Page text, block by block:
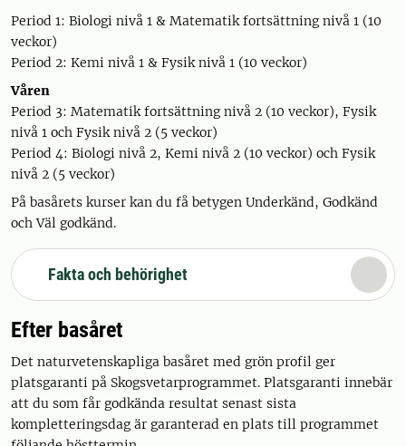
Period 1: Biologi nivå 1 & Matematik fortsättning nivå 1 (10
veckor)
Period 2: Kemi nivå 1 & Fysik nivå 1 (10 veckor)
Våren
Period 3: Matematik fortsättning nivå 2 (10 veckor), Fysik
nivå 1 och Fysik nivå 2 (5 veckor)
Period 4: Biologi nivå 2, Kemi nivå 2 (10 veckor) och Fysik
nivå 2 (5 veckor)
På basårets kurser kan du få betygen Underkänd, Godkänd
och Väl godkänd.
Fakta och behörighet
Efter basåret
Det naturvetenskapliga basåret med grön profil ger
platsgaranti på Skogsvetarprogrammet. Platsgaranti innebär
att du som får godkända resultat senast sista
kompletteringsdag är garanterad en plats till programmet